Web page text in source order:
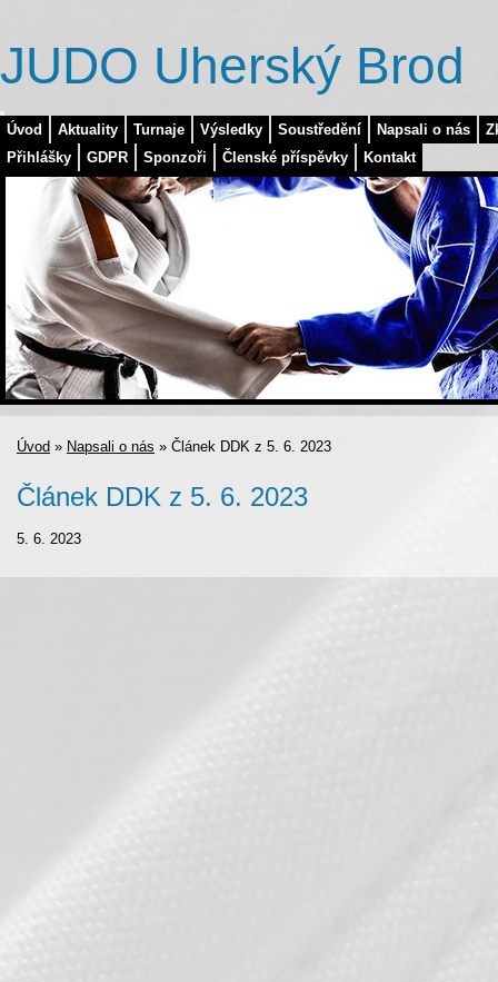
Úvod Aktuality Turnaje Výsledky Soustředění Napsali o nás
Přihlášky
GDPR Sponzoři Členské příspěvky Kontakt
JUDO Uherský Brod
Úvod » Napsali o nás » Článek DDK z 5. 6. 2023
Článek DDK z 5. 6. 2023
5. 6. 2023